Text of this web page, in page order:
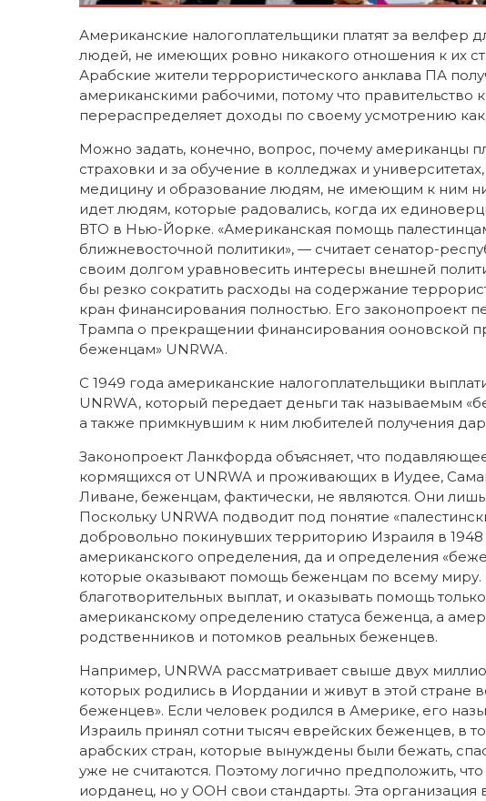
Американские налогоплательщики платят за велфер
людей, не имеющих ровно никакого отношения к их
Арабские жители террористического анклава ПА
американскими рабочими, потому что правительство
перераспределяет доходы по своему усмотрению как
Можно задать, конечно, вопрос, почему американцы
страховки и за обучение в колледжах и
медицину и образование людям, не имеющим к ним
идет людям, которые радовались, когда их
ВТО в Нью-Йорке. «Американская помощь
ближневосточной политики», — считает сенатор-
своим долгом уравновесить интересы внешней
бы резко сократить расходы на содержание
кран финансирования полностью. Его законопроект
Трампа о прекращении финансирования ооновской
беженцам» UNRWA.
С 1949 года американские налогоплательщики
UNRWA, который передает деньги так называемым
а также примкнувшим к ним любителей получения
Законопроект Ланкфорда объясняет, что
кормящихся от UNRWA и проживающих в Иудее,
Ливане, беженцам, фактически, не являются. Они
Поскольку UNRWA подводит под понятие
добровольно покинувших территорию Израиля в 1948
американского определения, да и определения
которые оказывают помощь беженцам по всему
благотворительных выплат, и оказывать помощь
американскому определению статуса беженца, а
родственников и потомков реальных беженцев.
Например, UNRWA рассматривает свыше двух
которых родились в Иордании и живут в этой стране
беженцев». Если человек родился в Америке, его
Израиль принял сотни тысяч еврейских беженцев, в
арабских стран, которые вынуждены были бежать,
уже не считаются. Поэтому логично предположить,
иорданец, но у ООН свои стандарты. Эта